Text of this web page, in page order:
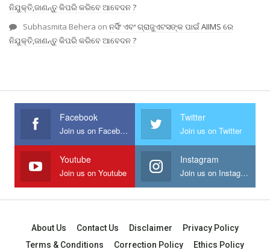
ନିଯୁକ୍ତି,ଜାଣନ୍ତୁ କିପରି କରିବେ ଆବେଦନ ?
Subhasmita Behera on ନର୍ସିଂ ଏବଂ ଗ୍ରାଜୁଏଟସଙ୍କ ପାଇଁ AIIMS ରେ
ନିଯୁକ୍ତି,ଜାଣନ୍ତୁ କିପରି କରିବେ ଆବେଦନ ?
Facebook
Join us on Facebook
Twitter
Join us on Twitter
Youtube
Join us on Youtube
Instagram
Join us on Instagram
About Us Contact Us Disclaimer
Privacy Policy
Terms & Conditions
Correction Policy Ethics Policy